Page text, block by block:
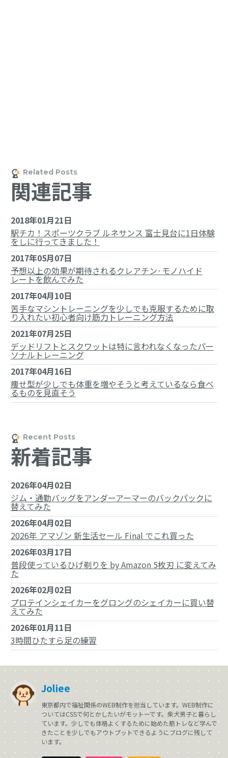
関連記事
2018年01月21日
駅チカ！スポーツクラブ ルネサンス 富士見台に1日体験
をしに行ってきました！
2017年05月07日
予想以上の効果が期待されるクレアチン·モノハイド
レートを飲んでみた
2017年04月10日
苦手なマシントレーニングを少しでも克服するために取
り入れたい初心者向け筋力トレーニング方法
2021年07月25日
デッドリフトとスクワットは特に言われなくなったパー
ソナルトレーニング
2017年04月16日
痩せ型が少しでも体重を増やそうと考えているなら食べ
るものを見直そう
新着記事
2026年04月02日
ジム・通勤バッグをアンダーアーマーのバックパックに
替えてみた
2026年04月02日
2026年 アマゾン 新生活セール Final でこれ買った
2026年03月17日
普段使っているひげ剃りを by Amazon 5枚刃 に変えてみ
た
2026年02月02日
プロテインシェイカーをグロングのシェイカーに買い替
えてみた
2026年01月11日
3時間ひたすら足の練習
Joliee
東京都内で福祉関係のWEB制作を担当しています。WEB制作に
ついてはCSSで何とかしたいがモットーです。柴犬男子と暮らし
ています。少しでも体格よくするために始めた筋トレなど学んで
きたことを少しでもアウトプットできるようにブログに残して
います。